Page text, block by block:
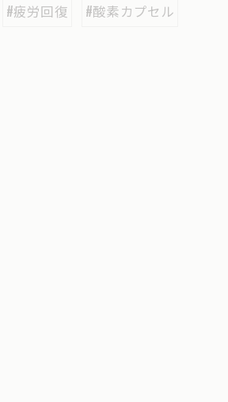
#疲労回復 #酸素カプセル